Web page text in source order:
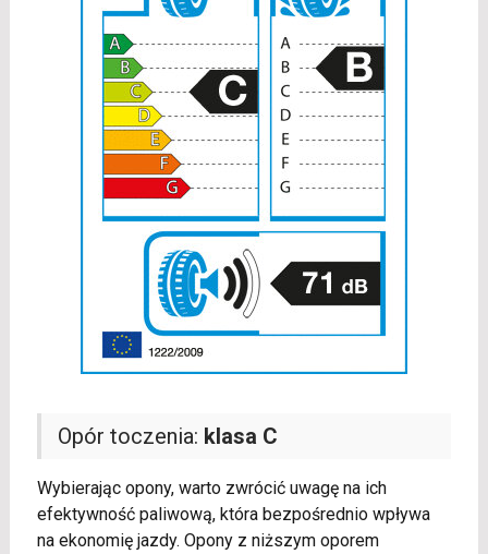
Opór toczenia: klasa C
Wybierając opony, warto zwrócić uwagę na ich
efektywność paliwową, która bezpośrednio wpływa
na ekonomię jazdy. Opony z niższym oporem